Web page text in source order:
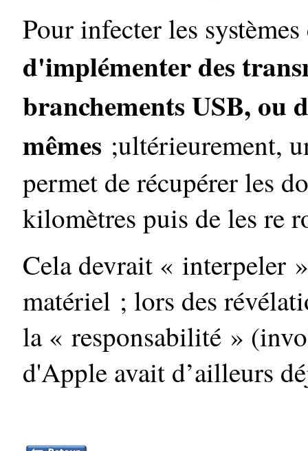
Pour infecter les
d'implémenter des
branchements USB, ou
mêmes ;ultérieurement,
permet de récupérer les
kilomètres puis de les re
Cela devrait « interpeler
matériel ; lors des
la « responsabilité »
d'Apple avait d’ailleurs